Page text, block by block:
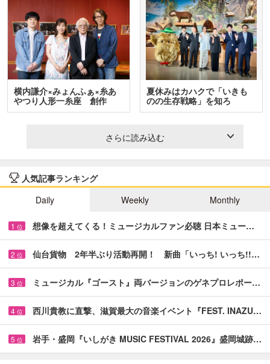
横内謙介×みょんふぁ×糸あ
やつり人形一糸座 創作
人…
夏休みはカハクで「いきも
のの生存戦略」を知ろ
う！ …
さらに読み込む
人気記事ランキング
Daily
Weekly Monthly
1 位 想像を超えてくる！ミュージカルファン必聴 日本ミュー…
2 位 仙台貨物 2年半ぶり活動再開！ 新曲「いっち! いっち!!…
3 位 ミュージカル『ゴースト』両バージョンのゲネプロレポー…
4 位 西川貴教に直撃、滋賀最大の音楽イベント『FEST. INAZU…
5 位 岩手・盛岡『いしがき MUSIC FESTIVAL 2026』盛岡城跡…